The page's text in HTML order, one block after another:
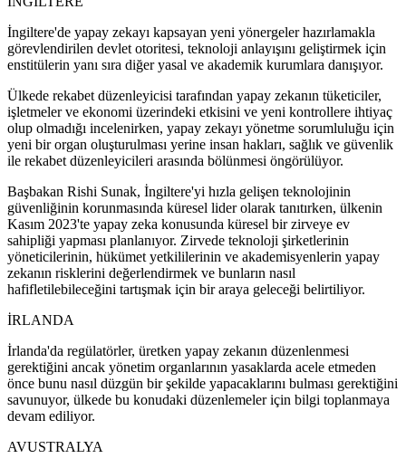
İngiltere'de yapay zekayı kapsayan yeni yönergeler hazırlamakla
görevlendirilen devlet otoritesi, teknoloji anlayışını geliştirmek için
enstitülerin yanı sıra diğer yasal ve akademik kurumlara danışıyor.
Ülkede rekabet düzenleyicisi tarafından yapay zekanın tüketiciler,
işletmeler ve ekonomi üzerindeki etkisini ve yeni kontrollere ihtiyaç
olup olmadığı incelenirken, yapay zekayı yönetme sorumluluğu için
yeni bir organ oluşturulması yerine insan hakları, sağlık ve güvenlik
ile rekabet düzenleyicileri arasında bölünmesi öngörülüyor.
Başbakan Rishi Sunak, İngiltere'yi hızla gelişen teknolojinin
güvenliğinin korunmasında küresel lider olarak tanıtırken, ülkenin
Kasım 2023'te yapay zeka konusunda küresel bir zirveye ev
sahipliği yapması planlanıyor. Zirvede teknoloji şirketlerinin
yöneticilerinin, hükümet yetkililerinin ve akademisyenlerin yapay
zekanın risklerini değerlendirmek ve bunların nasıl
hafifletilebileceğini tartışmak için bir araya geleceği belirtiliyor.
İRLANDA
İrlanda'da regülatörler, üretken yapay zekanın düzenlenmesi
gerektiğini ancak yönetim organlarının yasaklarda acele etmeden
önce bunu nasıl düzgün bir şekilde yapacaklarını bulması gerektiğini
savunuyor, ülkede bu konudaki düzenlemeler için bilgi toplanmaya
devam ediliyor.
AVUSTRALYA